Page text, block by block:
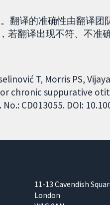
翻译的准确性由翻译团
翻译出现不符、不准
T, Morris PS,
chronic suppurative
CD013055. DOI:
11-13 Cavendish
London